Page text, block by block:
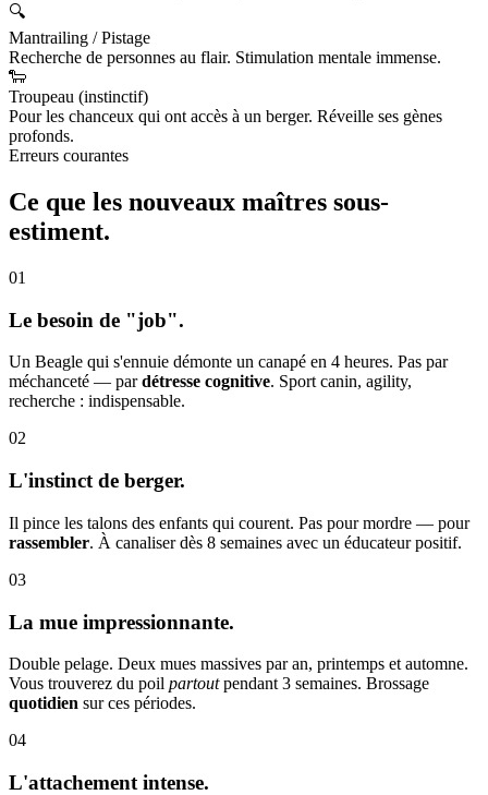
🔍
Mantrailing / Pistage
Recherche de personnes au flair. Stimulation mentale immense.
🐑
Troupeau (instinctif)
Pour les chanceux qui ont accès à un berger. Réveille ses gènes
profonds.
Erreurs courantes
Ce que les nouveaux maîtres sous-
estiment.
01
Le besoin de "job".
Un Beagle qui s'ennuie démonte un canapé en 4 heures. Pas par
méchanceté — pardétresse cognitive. Sport canin, agility,
recherche : indispensable.
02
L'instinct de berger.
Il pince les talons des enfants qui courent. Pas pour mordre — pour
rassembler. À canaliser dès 8 semaines avec un éducateur positif.
03
La mue impressionnante.
Double pelage. Deux mues massives par an, printemps et automne.
Vous trouverez du poil partoutpendant 3 semaines. Brossage
quotidien sur ces périodes.
04
L'attachement intense.